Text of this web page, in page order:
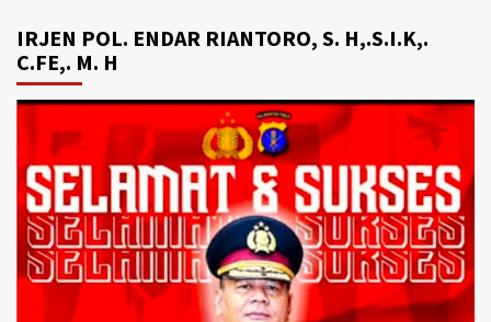
IRJEN POL. ENDAR RIANTORO, S. H,.S.I.K,.
C.FE,. M. H